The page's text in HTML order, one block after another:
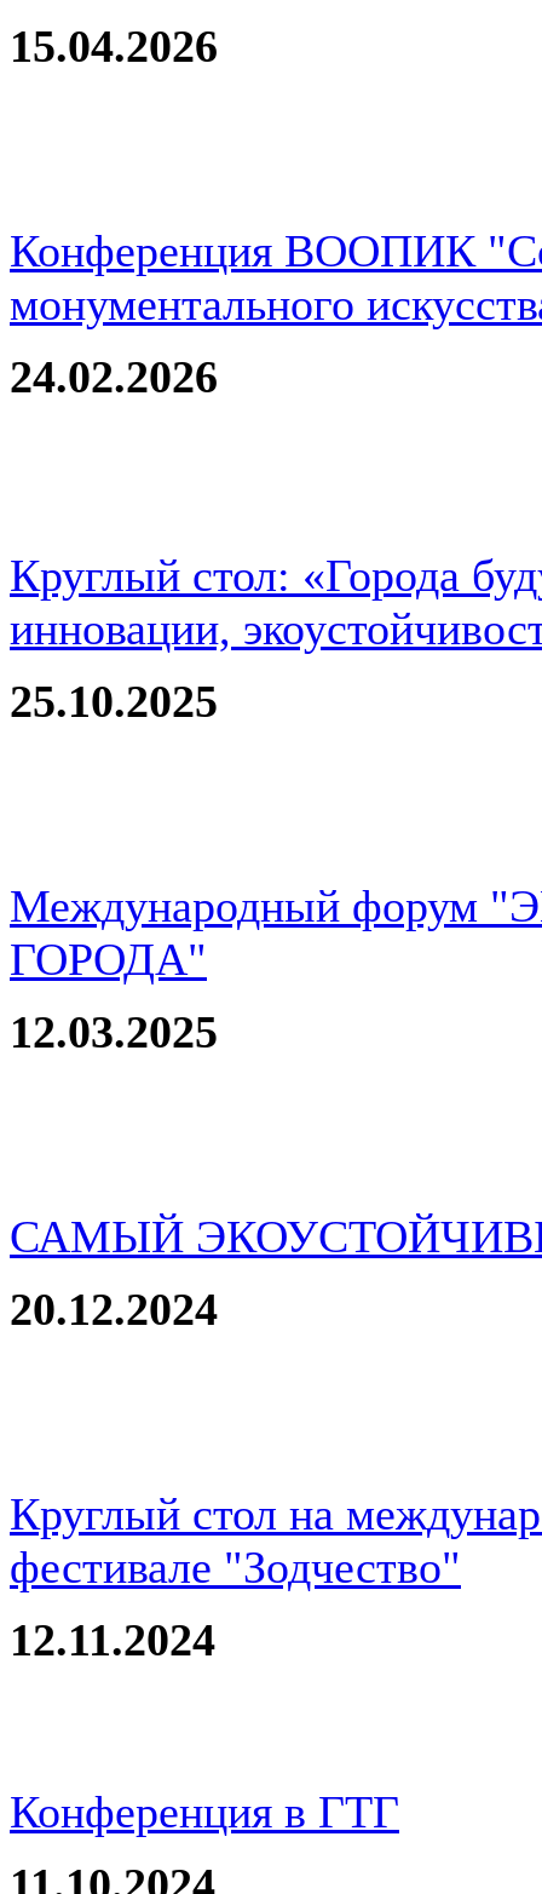
15.04.2026
Конференция ВООПИК
монументального
24.02.2026
Круглый стол: «Города
инновации,
25.10.2025
Международный
ГОРОДА"
12.03.2025
САМЫЙ
20.12.2024
Круглый стол на
фестивале "Зодчество"
12.11.2024
Конференция в ГТГ